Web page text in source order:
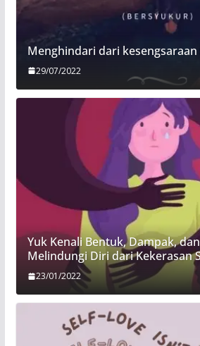
Menghindari dari
29/07/2022
Yuk Kenali Bentuk, Dampak,
Melindungi Diri dari Kekerasan
23/01/2022